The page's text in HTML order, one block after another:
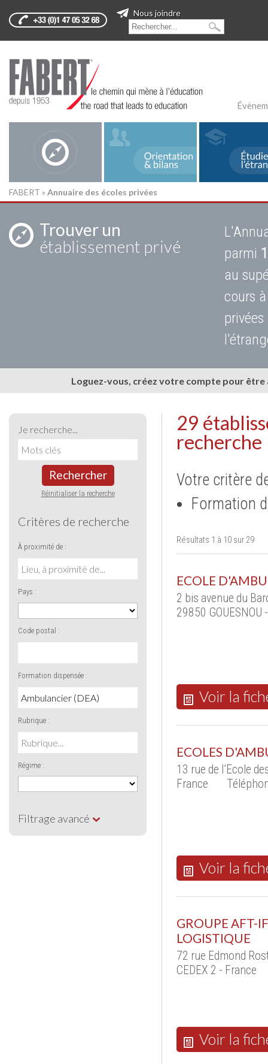
Nous joindre
FABERT » Annuaire des écoles privées
Trouver un
établissement privé
parmi
au
cours
Loguez-vous, créez votre compte pour
Je recherche...
Rechercher
Réinitialiser la recherche
Critères de recherche
À proximité de :
Pays :
Code postal :
Formation dispensée :
Rubrique :
Régime :
Filtrage avancé
29
recherche
Votre critère
Formation
Résultats 1 à 10 sur 29
ECOLE
2 bis avenue du
29850 GOUESNOU
Voir la
ECOLES
13 rue de l’Ecole
France
Voir la
GROUPE AFT-
LOGISTIQUE
72 rue Edmond
CEDEX 2 - France
Voir la